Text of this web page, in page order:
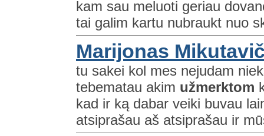
kam sau meluoti geriau
tai galim kartu nubraukt nuo
Marijonas
tu sakei kol mes nejudam
tebematau akim užmerktom
kad ir ką dabar veiki buvau
atsiprašau aš atsiprašau ir